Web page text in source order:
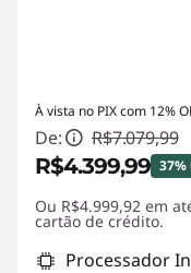
À vista no PIX com 12%
De: R$7.079,99
R$4.399,99 37%
Economias
Ou R$4.999,92 em
cartão de crédito.
Processador